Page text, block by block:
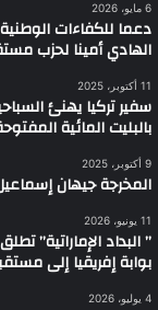
6 مايو، 2026
دعما للكفاءات
الهادي أمينا لحزب
11 أكتوبر، 2025
سفير تركيا يهنئ
بالبليت المائية المفتوحة 2025
9 أكتوبر، 2025
المخرجة جيهان
11 يونيو، 2026
” البداد الإماراتية”
بوابة إفريقيا إلى
4 يوليو، 2026